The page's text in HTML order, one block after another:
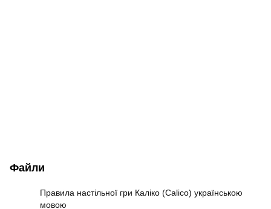
Файли
Правила настільної гри Каліко (Calico) українською
мовою